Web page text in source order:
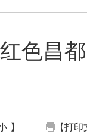
色昌
】 【打印